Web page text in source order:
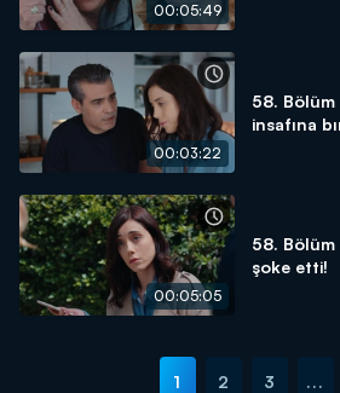
00:05:49
00:03:22
58.
insafına
00:05:05
58. Bölüm
şoke etti!
1 2 3 ...